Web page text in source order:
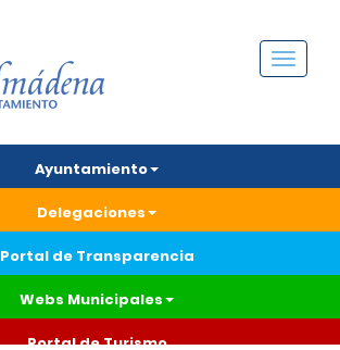
Menú
Ayuntamiento
Delegaciones
Portal de Transparencia
Webs Municipales
Portal de Turismo